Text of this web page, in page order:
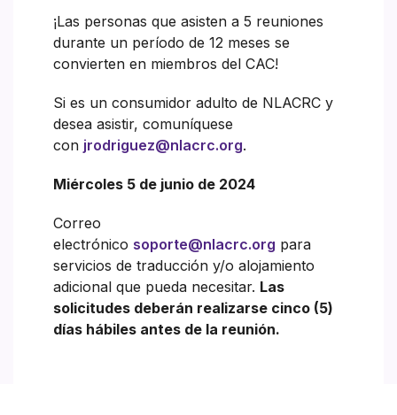
¡Las personas que asisten a 5 reuniones
durante un período de 12 meses se
convierten en miembros del CAC!
Si es un consumidor adulto de NLACRC y
desea asistir, comuníquese
con jrodriguez@nlacrc.org.
Miércoles 5 de junio de 2024
Correo
electrónico soporte@nlacrc.org para
servicios de traducción y/o alojamiento
adicional que pueda necesitar. Las
solicitudes deberán realizarse cinco (5)
días hábiles antes de la reunión.